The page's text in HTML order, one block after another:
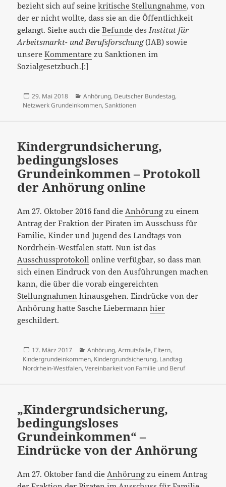
bezieht sich auf seinekritische Stellungnahme, von
der er nicht wollte, dass sie an die Öffentlichkeit
gelangt. Siehe auch dieBefunde desInstitut für
Arbeitsmarkt- und Berufsforschung(IAB) sowie
unsereKommentare zu Sanktionen im
Sozialgesetzbuch.[:]
Veröffentlicht
am
29. Mai 2018 Kategorien
Anhörung, Deutscher Bundestag,
Netzwerk Grundeinkommen, Sanktionen
Kindergrundsicherung,
bedingungsloses
Grundeinkommen – Protokoll
der Anhörung online
Am 27. Oktober 2016 fand die Anhörung zu einem
Antrag der Fraktion der Piraten im Ausschuss für
Familie, Kinder und Jugend des Landtags von
Nordrhein-Westfalen statt. Nun ist das
Ausschussprotokoll online verfügbar, so dass man
sich einen Eindruck von den Ausführungen machen
kann, die über die vorab eingereichten
Stellungnahmen hinausgehen. Eindrücke von der
Anhörung hatte Sasche Liebermannhier
geschildert.
Veröffentlicht
am
17. März 2017 Kategorien
Anhörung, Armutsfalle, Eltern,
Kindergrundeinkommen, Kindergrundsicherung, Landtag
Nordrhein-Westfalen, Vereinbarkeit von Familie und Beruf
„Kindergrundsicherung,
bedingungsloses
Grundeinkommen“ –
Eindrücke von der Anhörung
Am 27. Oktober fand die Anhörung zu einem Antrag